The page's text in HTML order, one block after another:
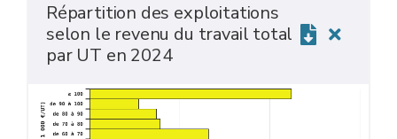
Répartition des exploitations
selon le revenu du travail total
par UT en 2024